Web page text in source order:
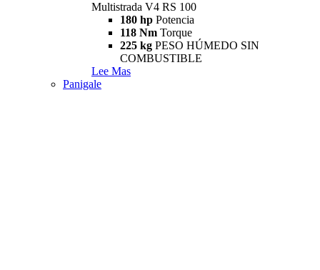
Multistrada V4 RS 100
180 hp Potencia
118 Nm Torque
225 kg PESO HÚMEDO SIN
COMBUSTIBLE
Lee Mas
Panigale